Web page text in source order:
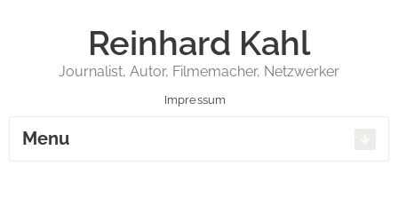
Reinhard Kahl
Journalist, Autor, Filmemacher, Netzwerker
Impressum
Menu